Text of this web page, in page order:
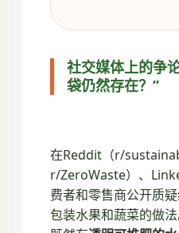
社交媒体上的争
袋仍然存在？”
在Reddit（r/
r/ZeroWaste）、
费者和零售商公开质
包装水果和蔬菜的做法